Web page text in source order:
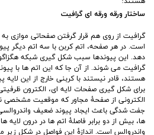
ساختار ورقه ورقه ای گرافیت
گرافيت از روی هم قرار گرفتن صفحاتی موازی
است. در هر صفحه، اتم كربن با سه اتم ديگر
دهد. این پیوندها سبب شکل گیری شبكه
گرافیت می شوند. از آن جا که این اتم ‌ها با
هستند، قادر نیستند با کربنی خارج از این
برای شکل گیری صفحات لایه ای، الكترون
الكترونی از صفحۀ مجاور كه موقعيت مشخصی
جفت شدگی باعث ایجاد پيوند ضعيف
ها، بيش از دو برابر فاصلۀ اتم ها در درون لایه
واندروالس است. اندازۀ این فواصل در شکل